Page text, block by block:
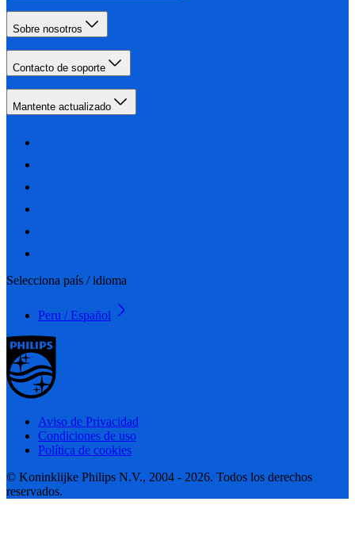
Sobre nosotros
Contacto de soporte
Mantente actualizado
Selecciona país / idioma
Peru / Español
Aviso de Privacidad
Condiciones de uso
Política de cookies
© Koninklijke Philips N.V., 2004 - 2026. Todos los derechos
reservados.